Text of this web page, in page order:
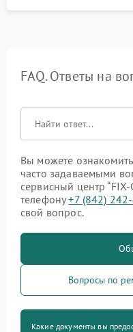
FAQ. Ответы на
Вы можете
часто задаваемыми
сервисный центр
телефону+7 (842)
свой вопрос.
Вопросы по
Какие документы вы